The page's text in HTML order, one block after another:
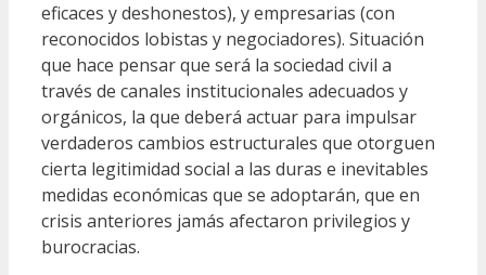
eficaces y deshonestos), y empresarias (con
reconocidos lobistas y negociadores). Situación
que hace pensar que será la sociedad civil a
través de canales institucionales adecuados y
orgánicos, la que deberá actuar para impulsar
verdaderos cambios estructurales que otorguen
cierta legitimidad social a las duras e inevitables
medidas económicas que se adoptarán, que en
crisis anteriores jamás afectaron privilegios y
burocracias.